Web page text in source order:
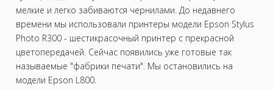
мелкие и легко забиваются чернилами. До недавнего
времени мы использовали принтеры модели Epson Stylus
Photo R300 - шестикрасочный принтер с прекрасной
цветопередачей. Сейчас появились уже готовые так
называемые "фабрики печати". Мы остановились на
модели Epson L800.